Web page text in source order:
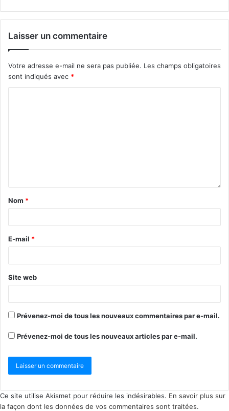
Laisser un commentaire
Votre adresse e-mail ne sera pas publiée. Les champs obligatoires
sont indiqués avec *
Nom *
E-mail *
Site web
Prévenez-moi de tous les nouveaux commentaires par e-mail.
Prévenez-moi de tous les nouveaux articles par e-mail.
Ce site utilise Akismet pour réduire les indésirables. En savoir plus sur
la façon dont les données de vos commentaires sont traitées.